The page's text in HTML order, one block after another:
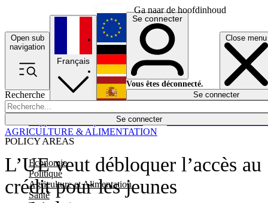
Ga naar de hoofdinhoud
Open sub
navigation
Close menu
Recherche
Se connecter
POLICY AREAS
Economie
Politique
Agriculture et Alimentation
Santé
Économie
Français
English
Deutsch
Español
Se connecter
Vous êtes déconnecté.
Se connecter
L’UE veut débloquer l’accès au
crédit pour les jeunes
AGRICULTURE & ALIMENTATION